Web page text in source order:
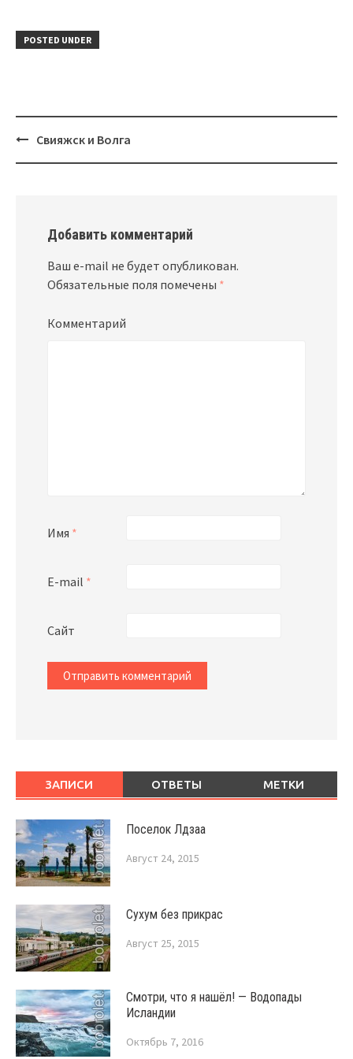
POSTED UNDER
Post
Свияжск и Волга
Добавить комментарий
Ваш e-mail не будет опубликован.
Обязательные поля помечены *
Комментарий
Имя *
E-mail *
Сайт
ЗАПИСИ ОТВЕТЫ МЕТКИ
Поселок Лдзаа
Август 24, 2015
Сухум без прикрас
Август 25, 2015
Смотри, что я нашёл! — Водопады
Исландии
Октябрь 7, 2016